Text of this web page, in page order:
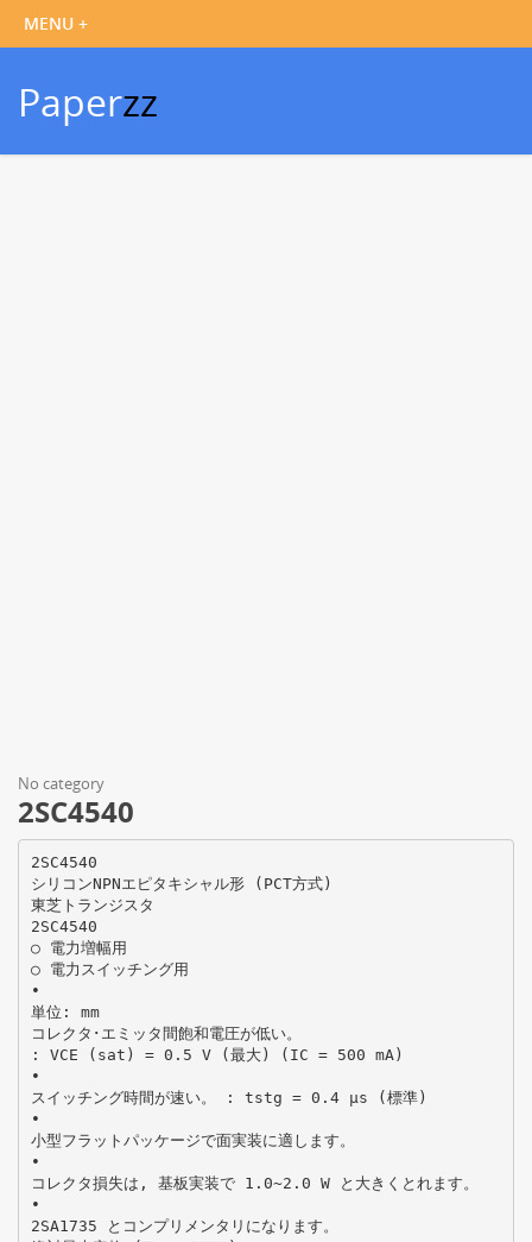
Paperzz
No category
2SC4540
2SC4540
シリコンNPNエピタキシャル形 (PCT方式)
東芝トランジスタ
2SC4540
○ 電力増幅用
○ 電力スイッチング用
•
単位: mm
コレクタ･エミッタ間飽和電圧が低い。
: VCE (sat) = 0.5 V (最大) (IC = 500 mA)
•
スイッチング時間が速い。 : tstg = 0.4 μs (標準)
•
小型フラットパッケージで面実装に適します。
•
コレクタ損失は, 基板実装で 1.0~2.0 W と大きくとれます。
•
2SA1735 とコンプリメンタリになります。